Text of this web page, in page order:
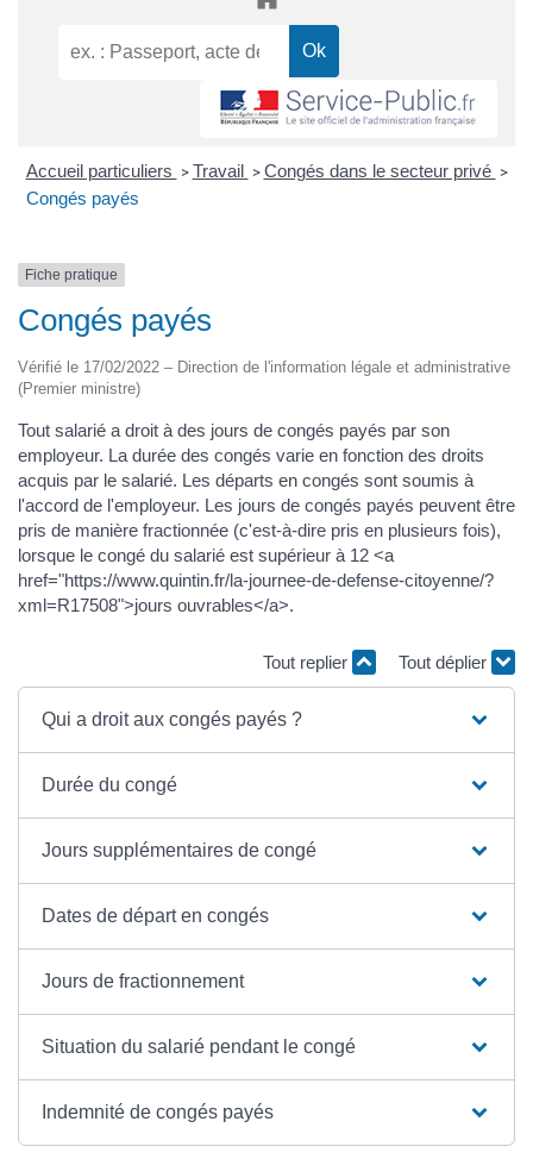
Accueil particuliers > Travail > Congés dans le secteur privé >
Congés payés
Fiche pratique
Congés payés
Vérifié le 17/02/2022 – Direction de l'information légale et administrative
(Premier ministre)
Tout salarié a droit à des jours de congés payés par son
employeur. La durée des congés varie en fonction des droits
acquis par le salarié. Les départs en congés sont soumis à
l'accord de l'employeur. Les jours de congés payés peuvent être
pris de manière fractionnée (c'est-à-dire pris en plusieurs fois),
lorsque le congé du salarié est supérieur à 12 <a
href="https://www.quintin.fr/la-journee-de-defense-citoyenne/?
xml=R17508">jours ouvrables</a>.
Tout replier Tout déplier
Qui a droit aux congés payés ?
Durée du congé
Jours supplémentaires de congé
Dates de départ en congés
Jours de fractionnement
Situation du salarié pendant le congé
Indemnité de congés payés